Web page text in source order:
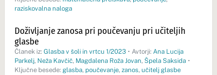
raziskovalna naloga
Doživljanje zanosa pri poučevanju pri učiteljih
glasbe
Članek iz: Glasba v šoli in vrtcu 1/2023 • Avtorji: Ana Lucija
Parkelj, Neža Kavčič, Magdalena Roža Jovan, Špela Saksida •
Ključne besede: glasba, poučevanje, zanos, učitelj glasbe